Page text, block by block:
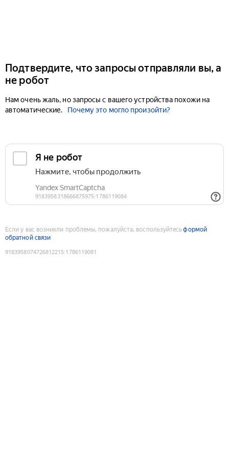
Подтвердите, что запросы отправляли вы, а
не робот
Нам очень жаль, но запросы с вашего устройства похожи на
автоматические.
Почему это могло произойти?
Если у вас возникли проблемы, пожалуйста, воспользуйтесьформой
обратной связи
9183958074726812215:1786119081